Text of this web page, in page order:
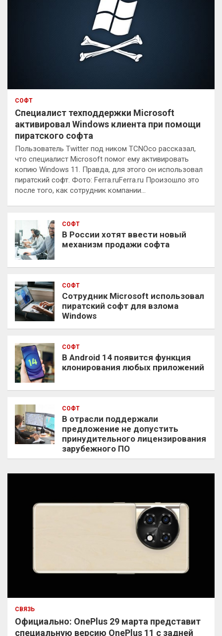
СОФТ
Специалист техподдержки Microsoft
активировал Windows клиента при помощи
пиратского софта
Пользователь Twitter под ником TCNOco рассказал,
что специалист Microsoft помог ему активировать
копию Windows 11. Правда, для этого он использовал
пиратский софт. Фото: Ferra.ruFerra.ru Произошло это
после того, как сотрудник компании…
СОФТ
В России хотят ввести новый
механизм продажи софта
СОФТ
Сотрудник Microsoft использовал
пиратский софт для взлома
Windows
СОФТ
В Android 14 появится функция
клонирования любых приложений
СОФТ
В отрасли поддержали
предложение не допустить
принудительного лицензирования
зарубежного ПО
СВЯЗЬ
Официально: OnePlus 29 марта представит
специальную версию OnePlus 11 с задней